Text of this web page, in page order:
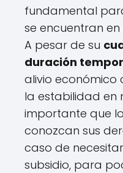
fundamental
se encuentran en
A pesar de su
duración
alivio
la estabilidad en
importante que
conozcan sus
caso de
subsidio, para